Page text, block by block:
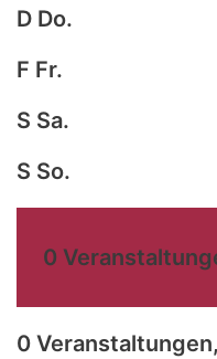
D Do.
F Fr.
S Sa.
S So.
0
0 Veranstaltungen,